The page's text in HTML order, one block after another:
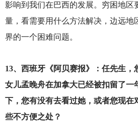
影响到我们在巴西的发展。穷困地区
量，看需要用什么方法解决，边远地
界的一个困难问题。
13、西班牙《阿贝赛报》：任先生，
女儿孟晚舟在加拿大已经被扣留了一
下，您有没有去看过她，或者您现在
些不方便之处？